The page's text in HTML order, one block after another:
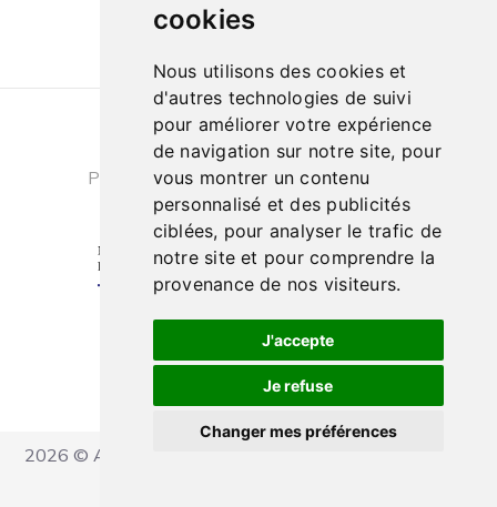
cookies
Nous utilisons des cookies et
d'autres technologies de suivi
pour améliorer votre expérience
de navigation sur notre site, pour
vous montrer un contenu
personnalisé et des publicités
ciblées, pour analyser le trafic de
notre site et pour comprendre la
provenance de nos visiteurs.
J'accepte
Je refuse
Changer mes préférences
Conditions générales de ventes
|
Politique de confidentialité
| Cookies
2026 © Ateliers Marcel Carbonel - Tous droits réservés